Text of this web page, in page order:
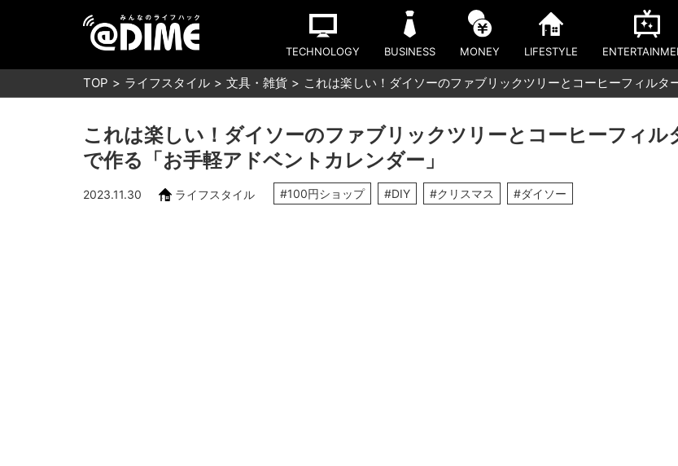
TECHNOLOGY BUSINESS MONEY LIFESTYLE
TOP ライフスタイル 文具・雑貨 これは楽しい！ダイソーのファブリックツリーとコーヒーフィル
これは楽しい！ダイソーのファブリックツリーとコーヒーフィル
で作る「お手軽アドベントカレンダー」
2023.11.30 ライフスタイル #100円ショップ #DIY #クリスマス #ダイソー